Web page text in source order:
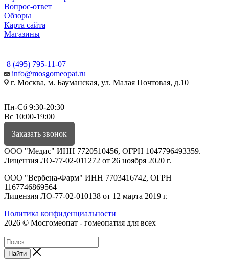
Вопрос-ответ
Обзоры
Карта сайта
Магазины
8 (495) 795-11-07
info@mosgomeopat.ru
г. Москва, м. Бауманская, ул. Малая Почтовая, д.10
Пн-Сб 9:30-20:30
Вс 10:00-19:00
Заказать звонок
ООО "Медис" ИНН 7720510456, ОГРН 1047796493359.
Лицензия ЛО-77-02-011272 от 26 ноября 2020 г.
ООО "Вербена-Фарм" ИНН 7703416742, ОГРН
1167746869564
Лицензия ЛО-77-02-010138 от 12 марта 2019 г.
Политика конфиденциальности
2026 © Мосгомеопат - гомеопатия для всех
Найти